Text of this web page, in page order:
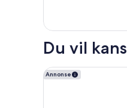
–
(Suite)
Du vil
Annonse
The Hollywood